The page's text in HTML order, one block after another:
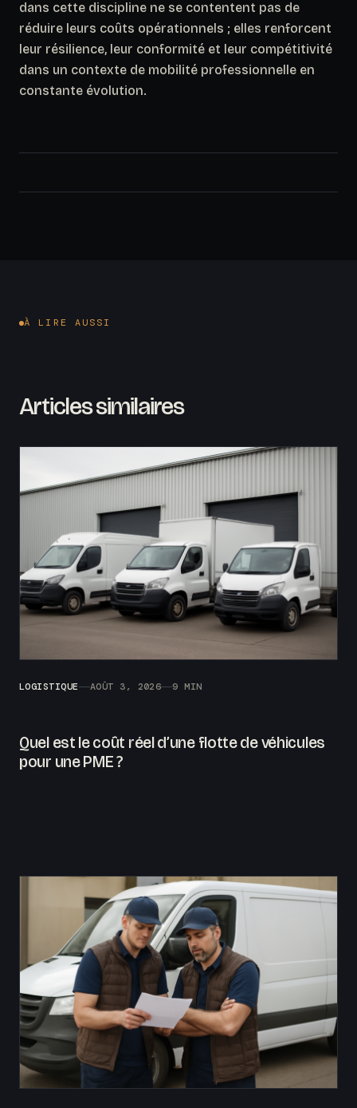
dans cette discipline ne se contentent pas de
réduire leurs coûts opérationnels ; elles renforcent
leur résilience, leur conformité et leur compétitivité
dans un contexte de mobilité professionnelle en
constante évolution.
À LIRE AUSSI
Articles similaires
LOGISTIQUE AOÛT 3, 2026 9 MIN
Quel est le coût réel d’une flotte de véhicules
pour une PME ?